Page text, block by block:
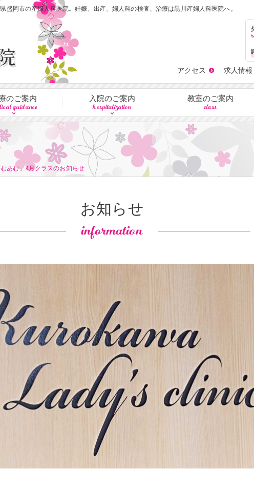
盛岡市の産婦人科医院。妊娠、出産、婦人科の検査、治療は黒川産婦人科医院へ。
アクセス 求人情報
のご案内
guidance
入院のご案内
hospitalization
教室のご案内
class
あむ」4月クラスのお知らせ
お知らせ
information